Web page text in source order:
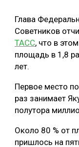
ЛОГИСТИКА
ПРОИЗВОДСТВО
КОМПЛЕКСНАЯ
ЛЕСОПИЛЕНИЕ
ДЕРЕВЯННОЕ
БЕЗОПАСНОЕ
Глава
Советников
ТАСС, что в
площадь в 1,8
лет.
Первое место
раз занимает
полутора
Около 80 % от
пришлось на